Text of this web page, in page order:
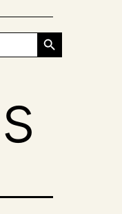
Search Button